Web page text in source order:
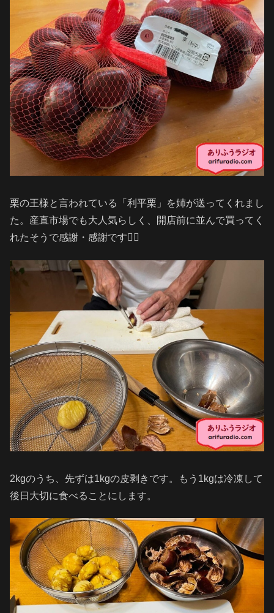
栗の王様と言われている「利平栗」を姉が送ってくれまし
た。産直市場でも大人気らしく、開店前に並んで買ってく
れたそうで感謝・感謝です🙇‍♀️
2kgのうち、先ずは1kgの皮剥きです。もう1kgは冷凍して
後日大切に食べることにします。